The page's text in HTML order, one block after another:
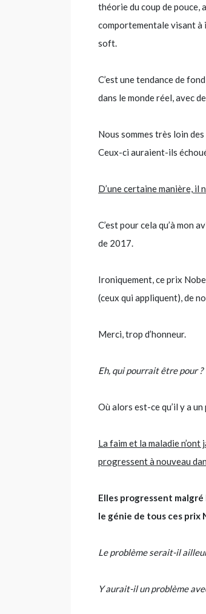
théorie du coup de pouce,
comportementale visant à
soft.
C’est une tendance de
dans le monde réel, avec
Nous sommes très loin
Ceux-ci auraient-ils
D’une certaine manière, il
C’est pour cela qu’à mon
de 2017.
Ironiquement, ce prix
(ceux qui appliquent), de
Merci, trop d’honneur.
Eh, qui pourrait être pour ?
Où alors est-ce qu’il y a
La faim et la maladie n’ont
progressent à nouveau
Elles progressent
le génie de tous ces prix
Le problème serait-il
Y aurait-il un problème